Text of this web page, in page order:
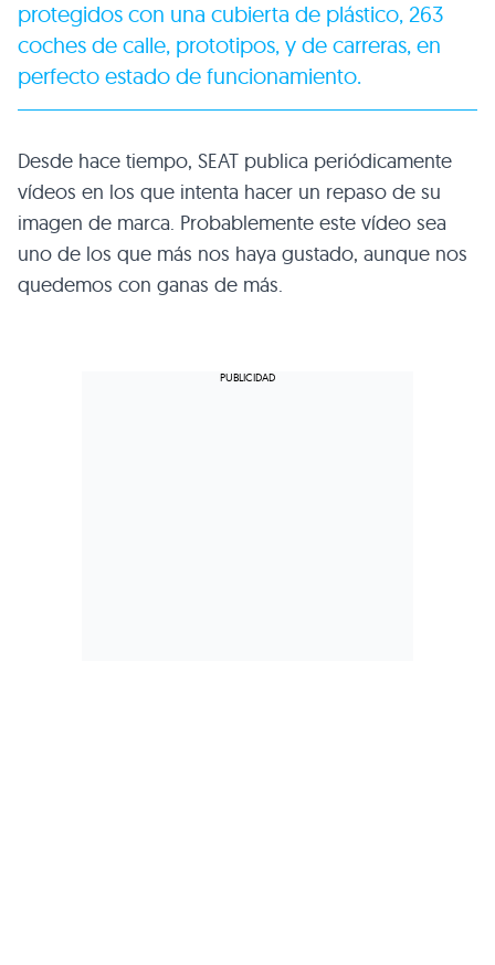
protegidos con una cubierta de plástico, 263
coches de calle, prototipos, y de carreras, en
perfecto estado de funcionamiento.
Desde hace tiempo, SEAT publica periódicamente
vídeos en los que intenta hacer un repaso de su
imagen de marca. Probablemente este vídeo sea
uno de los que más nos haya gustado, aunque nos
quedemos con ganas de más.